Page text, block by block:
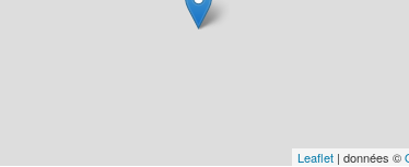
Leaflet| données ©